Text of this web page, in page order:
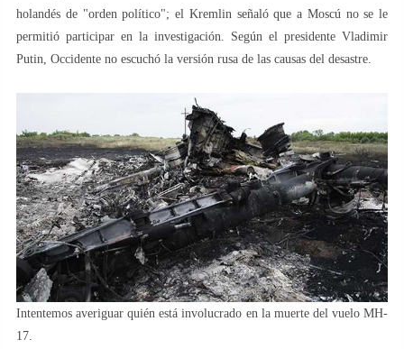
holandés de "orden político"; el Kremlin señaló que a Moscú no se le
permitió participar en la investigación. Según el presidente Vladimir
Putin, Occidente no escuchó la versión rusa de las causas del desastre.
Intentemos averiguar quién está involucrado en la muerte del vuelo MH-
17.